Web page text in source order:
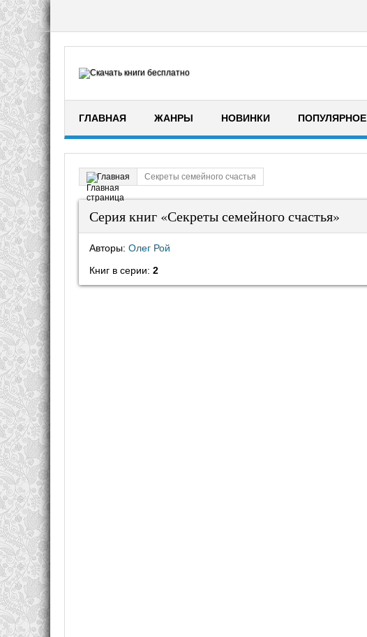
ГЛАВНАЯ ЖАНРЫ НОВИНКИ ПОПУЛЯРНОЕ
Главная Секреты семейного счастья
Серия книг «Секреты семейного счастья»
Авторы: Олег Рой
Книг в серии: 2